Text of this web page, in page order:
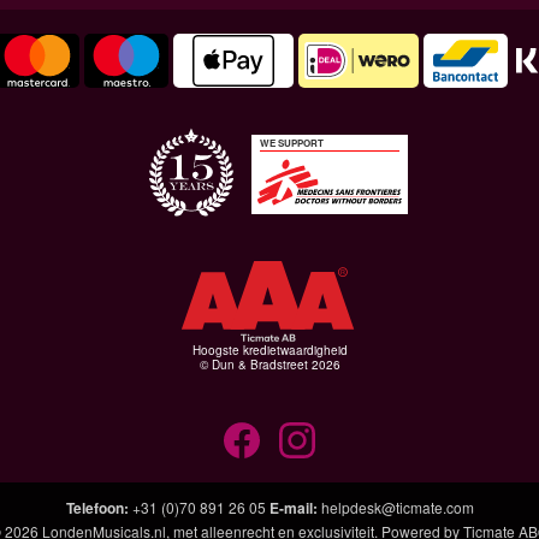
WE SUPPORT
Hoogste kredietwaardigheid
© Dun & Bradstreet 2026
Telefoon: +31 (0)70 891 26 05 E-mail: helpdesk@ticmate.com
LondenMusicals.nl, met alleenrecht en exclusiviteit. Powered byTicmate